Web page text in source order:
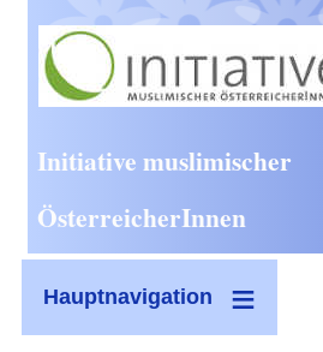
Initiative muslimischer
ÖsterreicherInnen
Hauptnavigation